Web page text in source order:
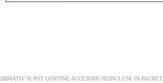
SI POT CONTINE ACCESORII NEINCLUSE IN